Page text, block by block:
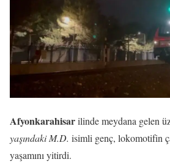
Afyonkarahisarilinde meydana gelen
yaşındaki M.D. isimli genç, lokomotifin
yaşamını yitirdi.